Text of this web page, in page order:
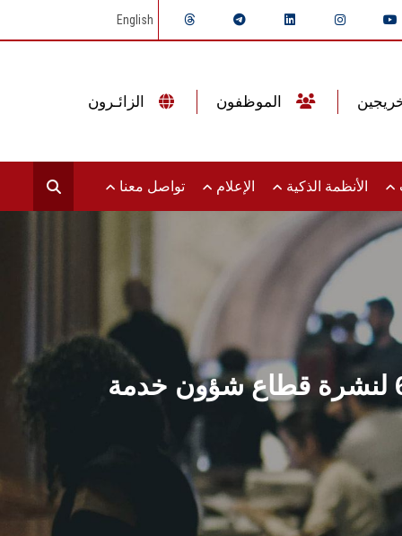
English
الأنظمة الذكية الإعلام تواصل معنا
البوابة الإلكترونية لجامعة عين شمس تصدر عددها الدوري رقم 67 لنشرة قطاع شؤون خدمة